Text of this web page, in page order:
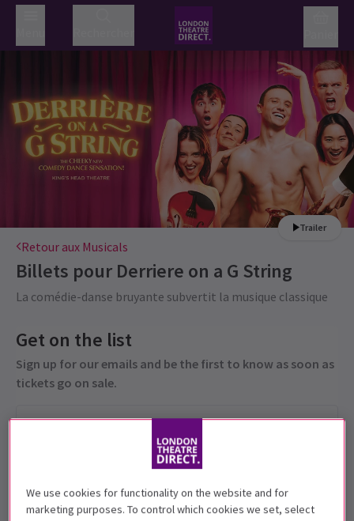
Trailer
Retour aux Musicals
Billets pour Derriere on a G String
La comédie-danse bruyante subvertit la musique classique
Get on the list
Sign up for our emails and be the first to know as soon as
tickets go on sale.
We use cookies for functionality on the website and for
marketing purposes. To control which cookies we set, select